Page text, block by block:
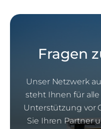
Fragen
Unser Netzwerk
steht Ihnen für alle
Unterstützung vor
Sie Ihren Partner